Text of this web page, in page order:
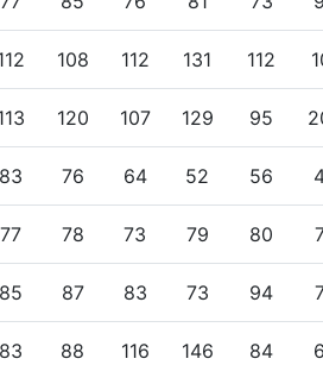
108 112 131 112
120 107 129 95
83 76 64 52 56
77 78 73 79 80
85 87 83 73 94
83 88 116 146 84